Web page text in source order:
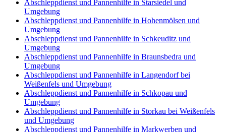
Abschleppdienst und Pannenhilfe in Starsiedel und
Umgebung
Abschleppdienst und Pannenhilfe in Hohenmölsen und
Umgebung
Abschleppdienst und Pannenhilfe in Schkeuditz und
Umgebung
Abschleppdienst und Pannenhilfe in Braunsbedra und
Umgebung
Abschleppdienst und Pannenhilfe in Langendorf bei
Weißenfels und Umgebung
Abschleppdienst und Pannenhilfe in Schkopau und
Umgebung
Abschleppdienst und Pannenhilfe in Storkau bei Weißenfels
und Umgebung
Abschleppdienst und Pannenhilfe in Markwerben und